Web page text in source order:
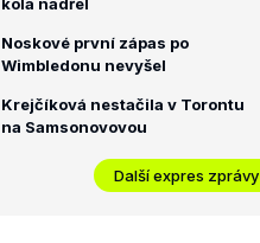
Noskové první zápas po
Wimbledonu nevyšel
Krejčíková nestačila v Torontu
na Samsonovovou
Další expres zprávy